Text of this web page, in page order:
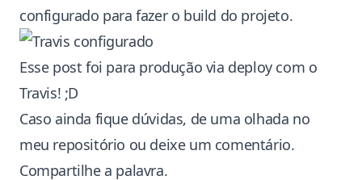
configurado para fazer o build do projeto.
Esse post foi para produção via deploy com o
Travis! ;D
Caso ainda fique dúvidas, de uma olhada no
meu repositório ou deixe um comentário.
Compartilhe a palavra.